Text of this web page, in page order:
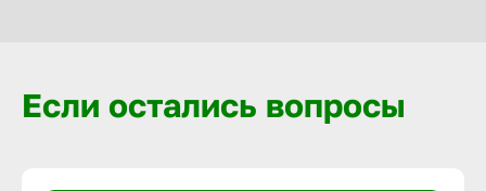
Если остались вопросы